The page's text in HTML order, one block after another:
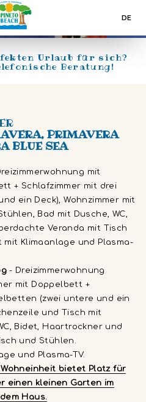
DE
& CAMPING ABRUZZO
Urlaub für sich?
Beratung!
PRIMAVERA
BLUE SEA
mit
+ Schlafzimmer mit drei
ein Deck), Wohnzimmer mit
Bad mit Dusche, WC,
Veranda mit Tisch
Klimaanlage und Plasma-
- Dreizimmerwohnung
mit Doppelbett +
(zwei untere und ein
und Tisch mit
Bidet, Haartrockner und
und Stühlen.
und Plasma-TV.
bietet Platz für
einen kleinen Garten im
Haus.